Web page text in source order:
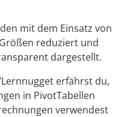
mit dem Einsatz von
reduziert und
dargestellt.
erfährst du,
in PivotTabellen
verwendest